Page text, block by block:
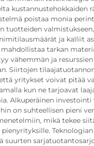
kustannustehokkaiden
poistaa monia
tuotteiden
ja kalliit
tarkan
vähemmän ja
Siirtojen
yritykset voivat pitää
kun ne tarjoavat
Alkuperäinen investointi
on suhteellisen pieni
mikä tekee
suurten